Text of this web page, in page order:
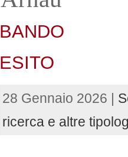
BANDO
ESITO
28 Gennaio 2026 |
ricerca e altre